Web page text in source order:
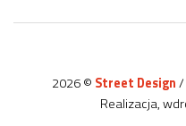
2026 © Street Design/
Realizacja,